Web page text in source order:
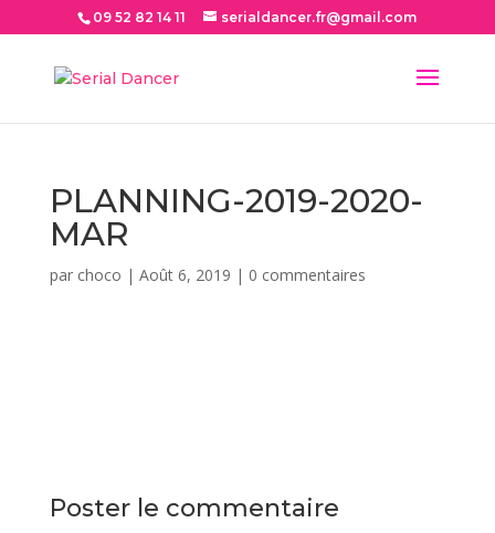
09 52 82 14 11 serialdancer.fr@gmail.com
PLANNING-2019-2020-
MAR
par choco | Août 6, 2019 | 0 commentaires
Poster le commentaire